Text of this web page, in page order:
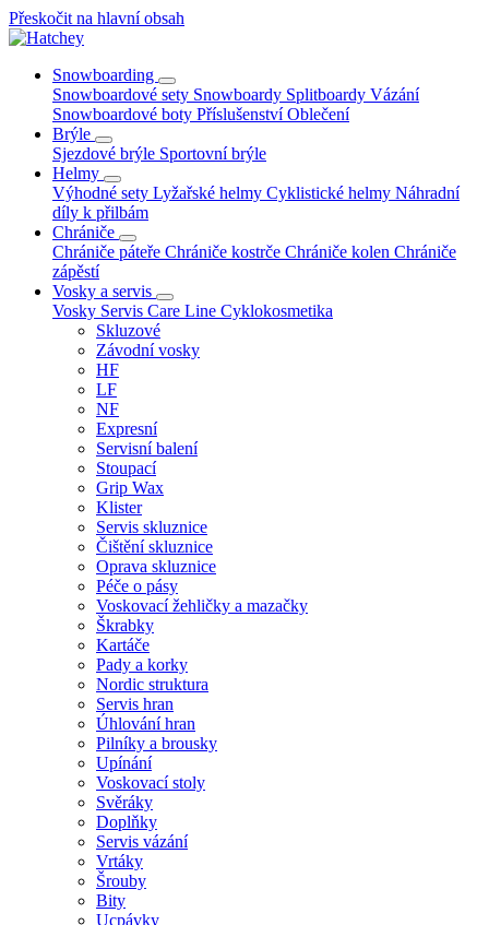
Přeskočit na hlavní obsah
Snowboarding
Snowboardové sety Snowboardy Splitboardy Vázání
Snowboardové boty PříslušenstvíOblečení
Brýle
Sjezdové brýle Sportovní brýle
Helmy
Výhodné sety Lyžařské helmy Cyklistické helmy Náhradní
díly k přilbám
Chrániče
Chrániče páteře Chrániče kostrče Chrániče kolen Chrániče
zápěstí
Vosky a servis
Vosky Servis Care Line Cyklokosmetika
Skluzové
Závodní vosky
HF
LF
NF
Expresní
Servisní balení
Stoupací
Grip Wax
Klister
Servis skluznice
Čištění skluznice
Oprava skluznice
Péče o pásy
Voskovací žehličky a mazačky
Škrabky
Kartáče
Pady a korky
Nordic struktura
Servis hran
Úhlování hran
Pilníky a brousky
Upínání
Voskovací stoly
Svěráky
Doplňky
Servis vázání
Vrtáky
Šrouby
Bity
Ucpávky